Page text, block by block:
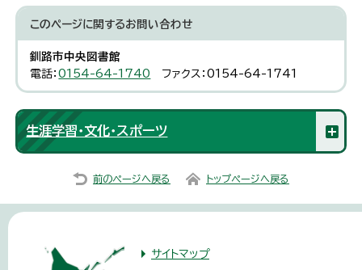
このページに関するお問い合わせ
釧路市中央図書館
電話：0154-64-1740 ファクス：0154-64-1741
生涯学習・文化・スポーツ
前のページへ戻る トップページへ戻る
サイトマップ